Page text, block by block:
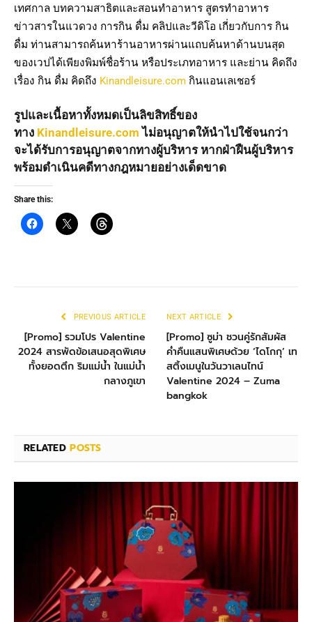
เทศกาล บทความสาธิตและสอนทำอาหาร สูตรทำอาหาร
ข่าวสารในแวดวง การกิน ดื่ม คลิปและวีดิโอ เกี่ยวกับการ กิน
ดื่ม ท่านสามารถค้นหาร้านอาหารผ่านแถบค้นหาด้านบนสุด
ของเวปได้เพียงพิมพ์ชื่อร้าน หรือประเภทอาหาร และย่าน คิดถึง
เรื่อง กิน ดื่ม คิดถึง Kinandleisure.com กินแอนเลเชอร์
รูปและเนื้อหาทั้งหมดเป็นลิขสิทธิ์ของ
ทาง Kinandleisure.com ไม่อนุญาตให้นำไปใช้จนกว่า
จะได้รับการอนุญาตจากทางผู้บริหาร หากฝ่าฝืนผู้บริหาร
พร้อมดำเนินคดีทางกฎหมายอย่างเด็ดขาด
Share this:
PREVIOUS ARTICLE
[Promo] รวมโปร Valentine
2024 สารพัดข้อเสนอสุดพิเศษ
ทั้งยอดตึก ริมแม่น้ำ ในแม่น้ำ
กลางภูเขา
NEXT ARTICLE
[Promo] ซูม่า ชวนคู่รักสัมผัส
ค่ำคืนแสนพิเศษด้วย ‘ไดโกกุ’ เท
สติ้งเมนูในวันวาเลนไทน์
Valentine 2024 – Zuma
bangkok
RELATEDPOSTS